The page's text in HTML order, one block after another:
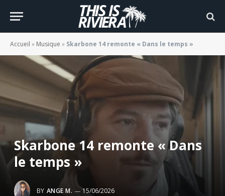
Accueil » Musique » Skarbone 14 remonte « Dans le temps »
Skarbone 14 remonte « Dans
le temps »
BY ANGE M. 15/06/2026